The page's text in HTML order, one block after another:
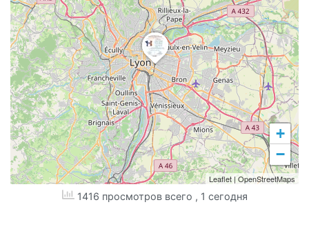
+
−
Leaflet | OpenStreetMaps
1416 просмотров всего , 1 сегодня